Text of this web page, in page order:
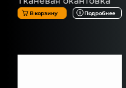
В корзину Подробнее